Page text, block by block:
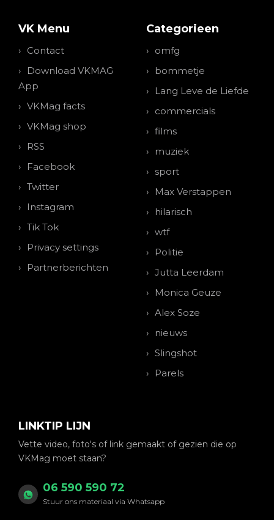
VK Menu
Contact
Download VKMAG
App
VKMag facts
VKMag shop
RSS
Facebook
Twitter
Instagram
Tik Tok
Privacy settings
Partnerberichten
Categorieen
omfg
bommetje
Lang Leve de Liefde
commercials
films
muziek
sport
Max Verstappen
hilarisch
wtf
Politie
Jutta Leerdam
Monica Geuze
Alex Soze
nieuws
Slingshot
Parels
LINKTIP LIJN
Vette video, foto's of link gemaakt of gezien die op
VKMag moet staan?
06 590 590 72
Stuur ons materiaal via Whatsapp